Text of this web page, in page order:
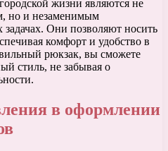
жизни являются не
но и незаменимым
Они позволяют носить
комфорт и удобство в
рюкзак, вы сможете
стиль, не забывая о
в оформлении